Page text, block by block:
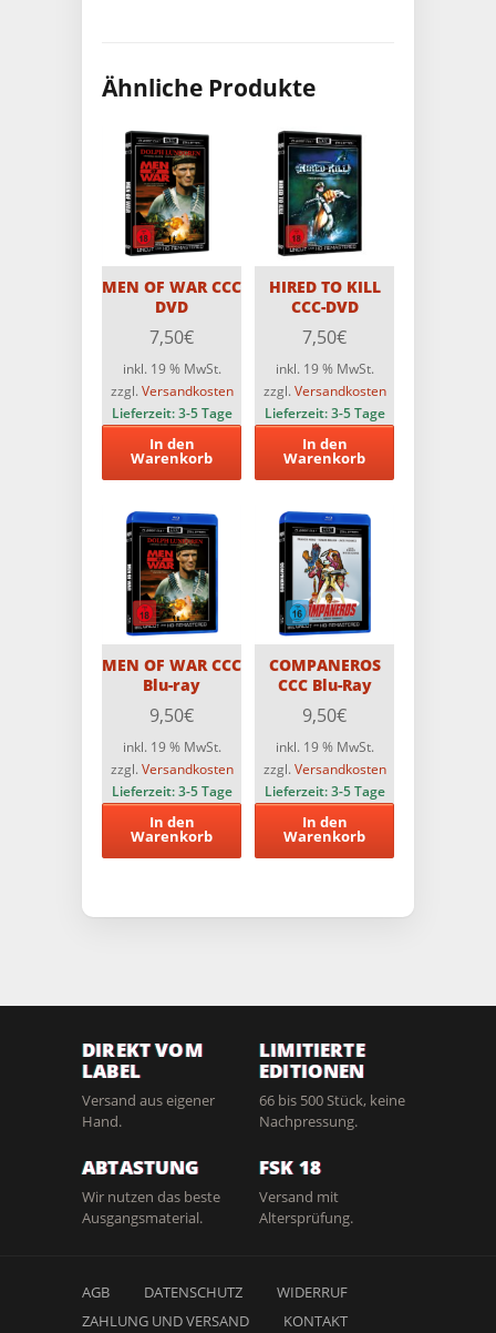
Ähnliche Produkte
MEN OF WAR CCC
DVD
7,50€
inkl. 19 % MwSt.
zzgl. Versandkosten
Lieferzeit:3-5 Tage
In den
Warenkorb
HIRED TO KILL
CCC-DVD
7,50€
inkl. 19 % MwSt.
zzgl. Versandkosten
Lieferzeit:3-5 Tage
In den
Warenkorb
MEN OF WAR CCC
Blu-ray
9,50€
inkl. 19 % MwSt.
zzgl. Versandkosten
Lieferzeit:3-5 Tage
In den
Warenkorb
COMPANEROS
CCC Blu-Ray
9,50€
inkl. 19 % MwSt.
zzgl. Versandkosten
Lieferzeit:3-5 Tage
In den
Warenkorb
DIREKT VOM
LABEL
Versand aus eigener
Hand.
LIMITIERTE
EDITIONEN
66 bis 500 Stück, keine
Nachpressung.
ABTASTUNG
Wir nutzen das beste
Ausgangsmaterial.
FSK 18
Versand mit
Altersprüfung.
AGB DATENSCHUTZ
WIDERRUF
ZAHLUNG UND VERSAND
KONTAKT